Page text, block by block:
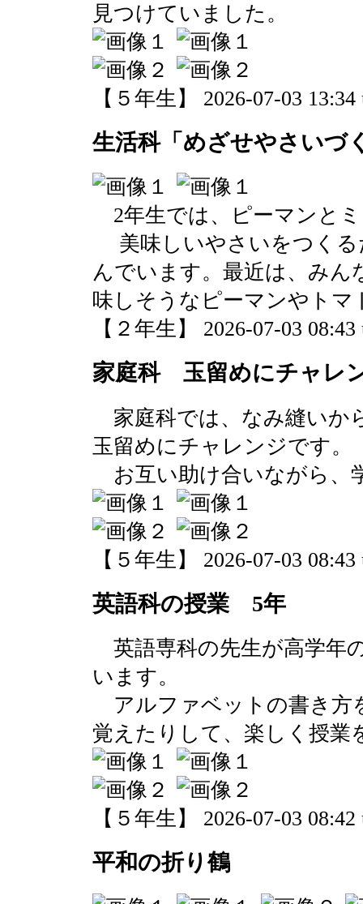
見つけていました。
【５年生】 2026-07-03 13:34
生活科「めざせやさいづ
2年生では、ピーマンと
美味しいやさいをつくる
んでいます。最近は、みん
味しそうなピーマンやト
【２年生】 2026-07-03 08:43
家庭科 玉留めにチャレ
家庭科では、なみ縫いか
玉留めにチャレンジです。
お互い助け合いながら、
【５年生】 2026-07-03 08:43
英語科の授業 5年
英語専科の先生が高学年
います。
アルファベットの書き方
覚えたりして、楽しく授業
【５年生】 2026-07-03 08:42
平和の折り鶴